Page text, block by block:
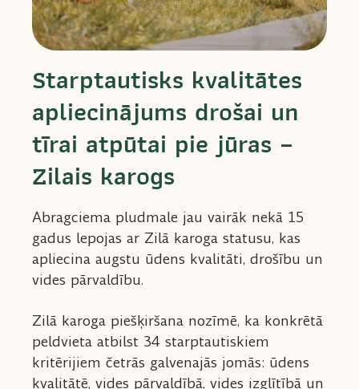
Starptautisks kvalitātes
apliecinājums drošai un
tīrai atpūtai pie jūras –
Zilais karogs
Abragciema pludmale jau vairāk nekā 15
gadus lepojas ar Zilā karoga statusu, kas
apliecina augstu ūdens kvalitāti, drošību un
vides pārvaldību.
Zilā karoga piešķiršana nozīmē, ka konkrētā
peldvieta atbilst 34 starptautiskiem
kritērijiem četrās galvenajās jomās: ūdens
kvalitātē, vides pārvaldībā, vides izglītībā un